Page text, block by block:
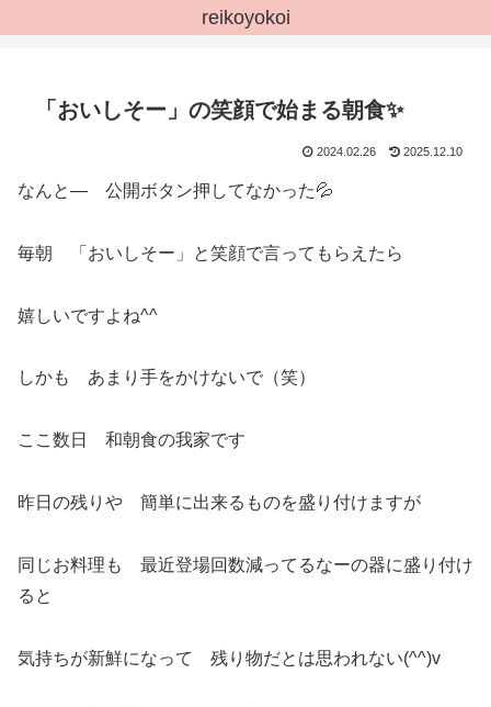
reikoyokoi
「おいしそー」の笑顔で始まる朝食✨
2024.02.26 2025.12.10
なんと― 公開ボタン押してなかった💦
毎朝 「おいしそー」と笑顔で言ってもらえたら
嬉しいですよね^^
しかも あまり手をかけないで（笑）
ここ数日 和朝食の我家です
昨日の残りや 簡単に出来るものを盛り付けますが
同じお料理も 最近登場回数減ってるなーの器に盛り付け
ると
気持ちが新鮮になって 残り物だとは思われない(^^)v